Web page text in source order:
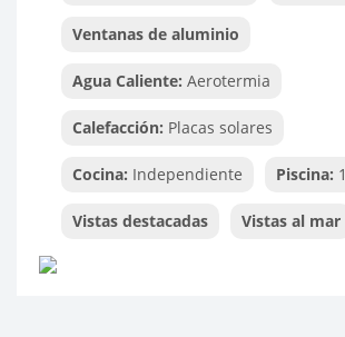
Ventanas de aluminio
Agua Caliente: Aerotermia
Calefacción: Placas solares
Cocina: Independiente Piscina: 1
Vistas destacadas Vistas al mar